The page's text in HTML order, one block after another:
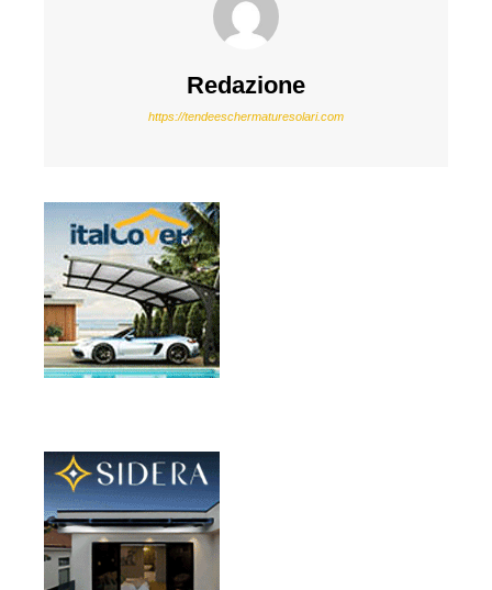
Redazione
https://tendeeschermaturesolari.com